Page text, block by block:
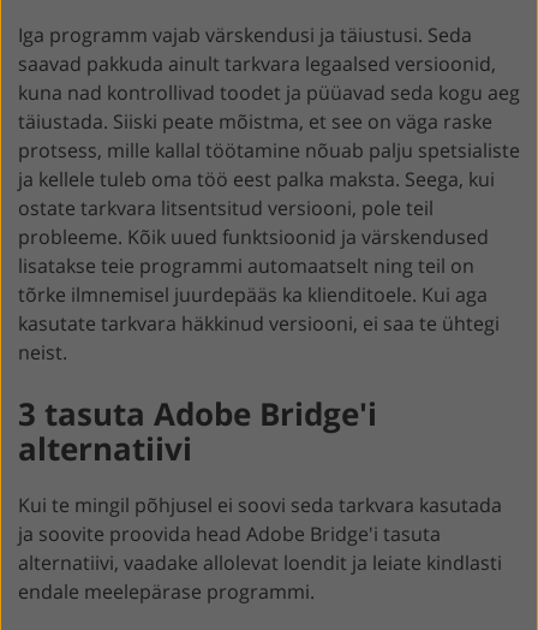
Iga programm vajab värskendusi ja täiustusi. Seda
saavad pakkuda ainult tarkvara legaalsed versioonid,
kuna nad kontrollivad toodet ja püüavad seda kogu aeg
täiustada. Siiski peate mõistma, et see on väga raske
protsess, mille kallal töötamine nõuab palju spetsialiste
ja kellele tuleb oma töö eest palka maksta. Seega, kui
ostate tarkvara litsentsitud versiooni, pole teil
probleeme. Kõik uued funktsioonid ja värskendused
lisatakse teie programmi automaatselt ning teil on
tõrke ilmnemisel juurdepääs ka klienditoele. Kui aga
kasutate tarkvara häkkinud versiooni, ei saa te ühtegi
neist.
3 tasuta Adobe Bridge'i
alternatiivi
Kui te mingil põhjusel ei soovi seda tarkvara kasutada
ja soovite proovida head Adobe Bridge'i tasuta
alternatiivi, vaadake allolevat loendit ja leiate kindlasti
endale meelepärase programmi.